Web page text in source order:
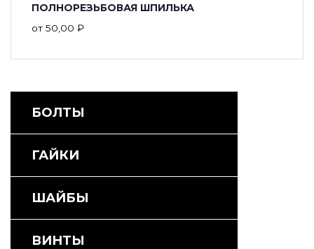
ПОЛНОРЕЗЬБОВАЯ ШПИЛЬКА
от 50,00 ₽
БОЛТЫ
ГАЙКИ
ШАЙБЫ
ВИНТЫ